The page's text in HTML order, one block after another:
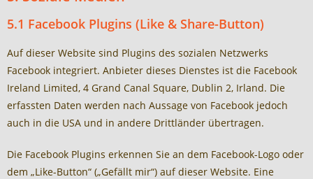
5.1 Facebook Plugins (Like & Share-Button)
Auf dieser Website sind Plugins des sozialen Netzwerks
Facebook integriert. Anbieter dieses Dienstes ist die Facebook
Ireland Limited, 4 Grand Canal Square, Dublin 2, Irland. Die
erfassten Daten werden nach Aussage von Facebook jedoch
auch in die USA und in andere Drittländer übertragen.
Die Facebook Plugins erkennen Sie an dem Facebook-Logo oder
dem „Like-Button“ („Gefällt mir“) auf dieser Website. Eine